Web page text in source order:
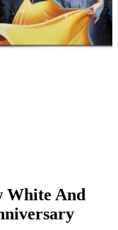
White And